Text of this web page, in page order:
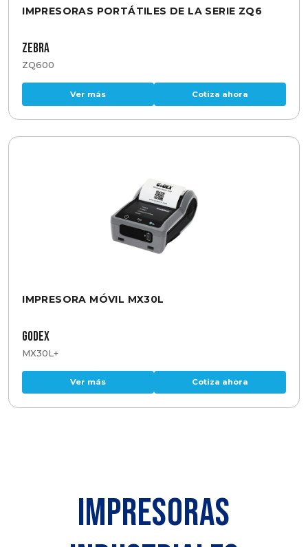
IMPRESORAS PORTÁTILES DE LA SERIE ZQ6
Zebra
ZQ600
Ver más Cotiza ahora
IMPRESORA MÓVIL MX30L
GoDEX
MX30L+
Ver más Cotiza ahora
IMPRESORAS